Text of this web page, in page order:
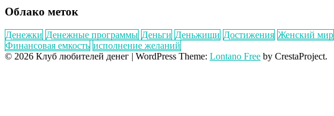
Облако меток
Денежки Денежные программы Деньги Деньжищи Достижения Женский мир
Финансовая емкость исполнение желаний
© 2026 Клуб любителей денег | WordPress Theme: Lontano Free by CrestaProject.